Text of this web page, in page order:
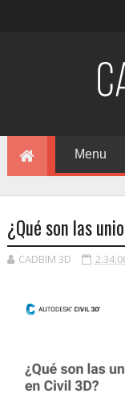
¿Qué son las
CADBIM 3D